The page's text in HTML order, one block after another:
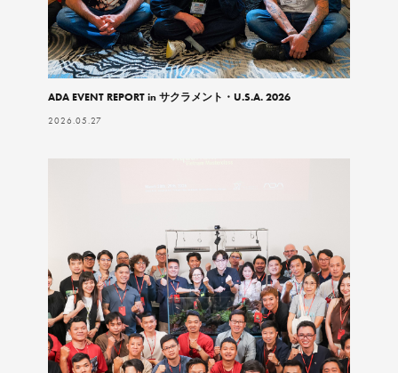
ADA EVENT REPORT in サクラメント・U.S.A. 2026
2026.05.27